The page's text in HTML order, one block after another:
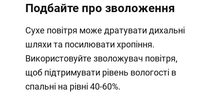
Подбайте про зволоження
Сухе повітря може дратувати дихальні
шляхи та посилювати хропіння.
Використовуйте зволожувач повітря,
щоб підтримувати рівень вологості в
спальні на рівні 40-60%.